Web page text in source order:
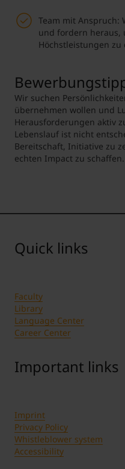
Team mit Anspruch:
und fordern heraus,
Höchstleistungen zu
Wir suchen
übernehmen wollen und
Herausforderungen aktiv
Lebenslauf ist nicht
Bereitschaft, Initiative zu
echten Impact zu schaffen.
Quick links
Faculty
Library
Language Center
Career Center
Important links
Imprint
Privacy Policy
Whistleblower system
Accessibility